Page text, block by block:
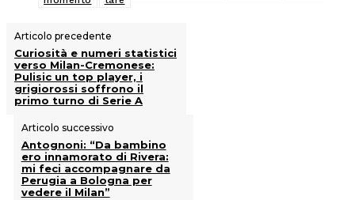
Articolo precedente
Curiosità e numeri statistici
verso Milan-Cremonese:
Pulisic un top player, i
grigiorossi soffrono il
primo turno di Serie A
Articolo successivo
Antognoni: “Da bambino
ero innamorato di Rivera:
mi feci accompagnare da
Perugia a Bologna per
vedere il Milan”